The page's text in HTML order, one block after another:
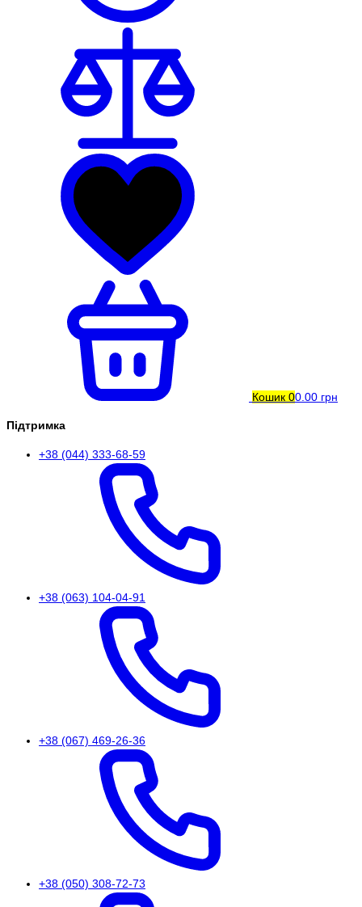
Кошик 00.00 грн
Підтримка
+38 (044) 333-68-59
+38 (063) 104-04-91
+38 (067) 469-26-36
+38 (050) 308-72-73